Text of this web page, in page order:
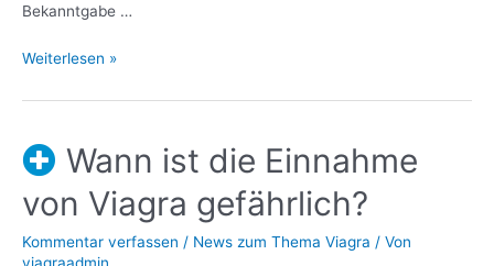
Bekanntgabe …
Weiterlesen »
Wann ist die Einnahme
von Viagra gefährlich?
Kommentar verfassen / News zum Thema Viagra / Von